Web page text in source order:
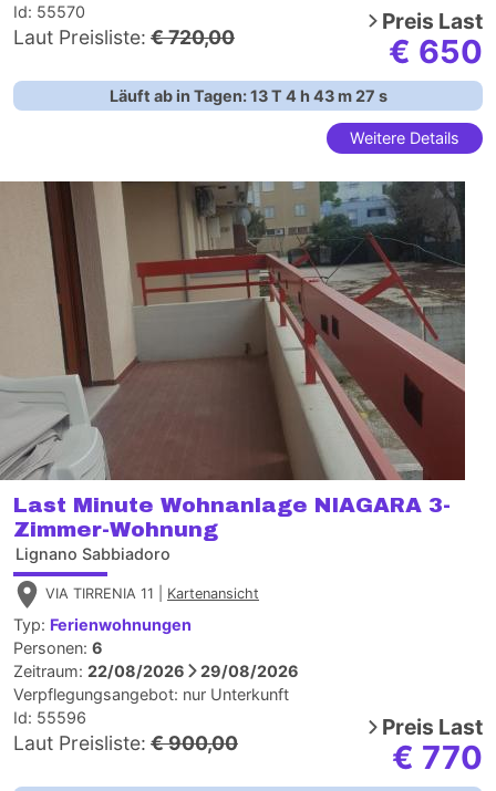
Id: 55570
Laut Preisliste: € 720,00
Preis Last
€ 650
Läuft ab in Tagen:13T 4 h 43m26 s
Weitere Details
Last Minute Wohnanlage NIAGARA 3-
Zimmer-Wohnung
Lignano Sabbiadoro
VIA TIRRENIA 11 | Kartenansicht
Typ: Ferienwohnungen
Personen: 6
Zeitraum: 22/08/2026
29/08/2026
Verpflegungsangebot: nur Unterkunft
Id: 55596
Laut Preisliste: € 900,00
Preis Last
€ 770